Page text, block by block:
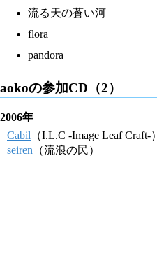
流る天の蒼い河
flora
pandora
aokoの参加CD（2）
2006年
Cabil （I.L.C -Image Leaf Craft-）
seiren （流浪の民）